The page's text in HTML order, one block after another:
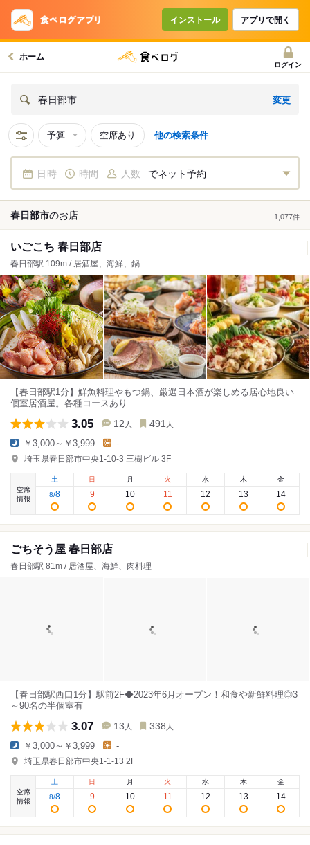
インストール アプリで開く
ホーム
ログイン
春日部市 変更
予算 空席あり 他の検索条件
日時 時間 人数 でネット予約
春日部市のお店 1,077件
いごこち 春日部店
春日部駅 109m / 居酒屋、海鮮、鍋
【春日部駅1分】鮮魚料理やもつ鍋、厳選日本酒が楽しめる居心地良い
個室居酒屋。各種コースあり
3.05 12 人 491 人
￥3,000～￥3,999 -
埼玉県春日部市中央1-10-3 三樹ビル 3F
空席
情報
土
8/8
日
9
月
10
火
11
水
12
木
13
金
14
ごちそう屋 春日部店
春日部駅 81m / 居酒屋、海鮮、肉料理
【春日部駅西口1分】駅前2F◆2023年6月オープン！和食や新鮮料理◎3
～90名の半個室有
3.07 13 人 338 人
￥3,000～￥3,999 -
埼玉県春日部市中央1-1-13 2F
空席
情報
土
8/8
日
9
月
10
火
11
水
12
木
13
金
14